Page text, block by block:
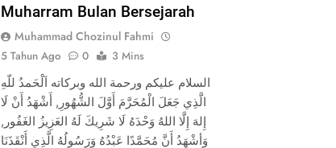
Muharram Bulan Bersejarah
Muhammad Chozinul Fahmi
5 Tahun Ago 0
3 Mins
السلام عليكم ورحمة الله وبركاته اَلْحَمدُ للّهِ
الَّذِي جَعَلَ الْمُحَرَّمَ أَوَّلَ الشُّهُورِ, أَشْهَدُ أَنْ لَا
إِلهَ إِلَّا اللهُ وَحْدَهُ لَا شَرِيكَ لَهُ العَزِيزُ الغَفُور,
وَأشْهَدُ أَنَّ مُحَمَّدًا عَبْدُهُ وَرَسُولُهُ الَّذِي أَنْقَذَنَا